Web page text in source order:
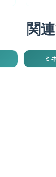
関
ミ